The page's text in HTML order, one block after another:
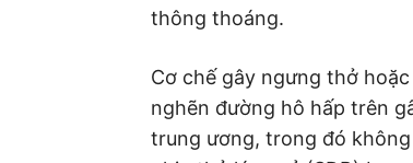
thông thoáng.
Cơ chế gây ngưng thở
nghẽn đường hô hấp trên
trung ương, trong đó